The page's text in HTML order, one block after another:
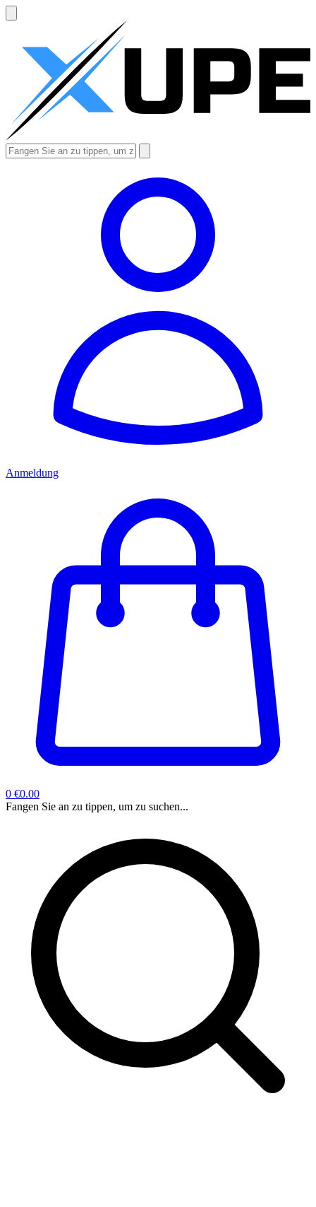
Anmeldung
0 €0.00
Fangen Sie an zu tippen, um zu suchen...